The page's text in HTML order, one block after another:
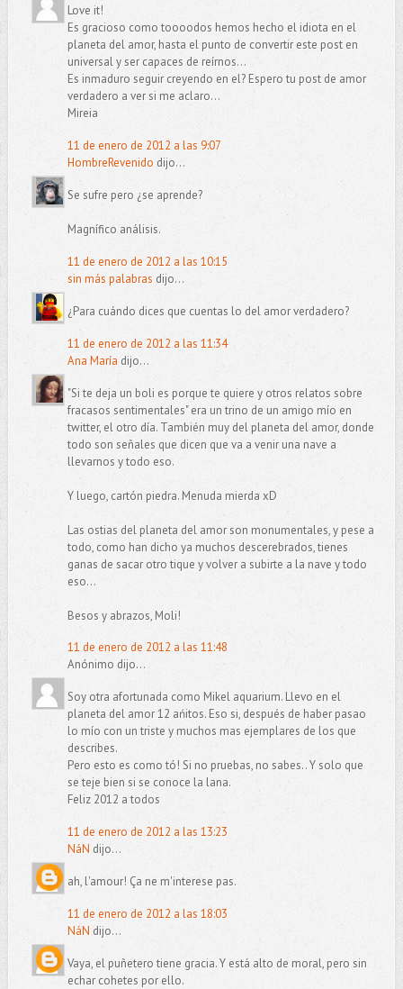
Love it!
Es gracioso como toooodos hemos hecho el idiota en el
planeta del amor, hasta el punto de convertir este post en
universal y ser capaces de reírnos...
Es inmaduro seguir creyendo en el? Espero tu post de amor
verdadero a ver si me aclaro...
Mireia
11 de enero de 2012 a las 9:07
HombreRevenido dijo...
Se sufre pero ¿se aprende?
Magnífico análisis.
11 de enero de 2012 a las 10:15
sin más palabras dijo...
¿Para cuándo dices que cuentas lo del amor verdadero?
11 de enero de 2012 a las 11:34
Ana María dijo...
"Si te deja un boli es porque te quiere y otros relatos sobre
fracasos sentimentales" era un trino de un amigo mío en
twitter, el otro día. También muy del planeta del amor, donde
todo son señales que dicen que va a venir una nave a
llevarnos y todo eso.
Y luego, cartón piedra. Menuda mierda xD
Las ostias del planeta del amor son monumentales, y pese a
todo, como han dicho ya muchos descerebrados, tienes
ganas de sacar otro tique y volver a subirte a la nave y todo
eso...
Besos y abrazos, Moli!
11 de enero de 2012 a las 11:48
Anónimo dijo...
Soy otra afortunada como Mikel aquarium. Llevo en el
planeta del amor 12 ańitos. Eso si, después de haber pasao
lo mío con un triste y muchos mas ejemplares de los que
describes.
Pero esto es como tó! Si no pruebas, no sabes.. Y solo que
se teje bien si se conoce la lana.
Feliz 2012 a todos
11 de enero de 2012 a las 13:23
NáN dijo...
ah, l'amour! Ça ne m'interese pas.
11 de enero de 2012 a las 18:03
NáN dijo...
Vaya, el puñetero tiene gracia. Y está alto de moral, pero sin
echar cohetes por ello.